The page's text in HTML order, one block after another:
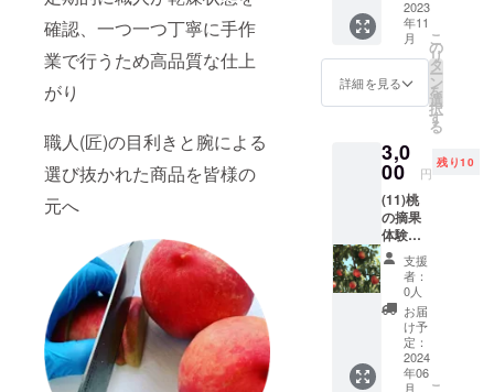
確認、一つ一つ丁寧に手作
業で行うため高品質な仕上
がり
職人(匠)の目利きと腕による
選び抜かれた商品を皆様の
元へ
取ってA
品やB品
の識別
など、
ドライ
てでき
るかを
体験で
きる内
容で
す。服
装は短
パン及
びス
カート
ではな
くズボ
ンでお
願いし
乾燥完
成後返
却しま
す。
送料、
返送料
込み）※
みにな
ります
ので、
支援者
様が着
払いを
選択し
て食品
を送っ
ていた
だくこ
とにな
りま
す。 ※
2023
年11
月
詳細を見る
こ
の
リ
タ
ー
ン
を
選
択
す
る
3,0
00 円
残り10
(11)桃
の摘果
体験
（2024
年、5月
下旬～6
月上旬
ごろに
て予
定 交
通費実
支援
者：
0人
お届
け予
定：
2024
年06
月